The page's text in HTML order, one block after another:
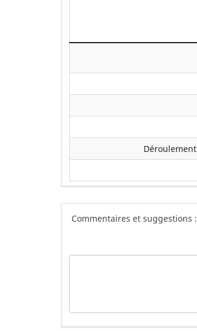
Commentaires et suggestions :